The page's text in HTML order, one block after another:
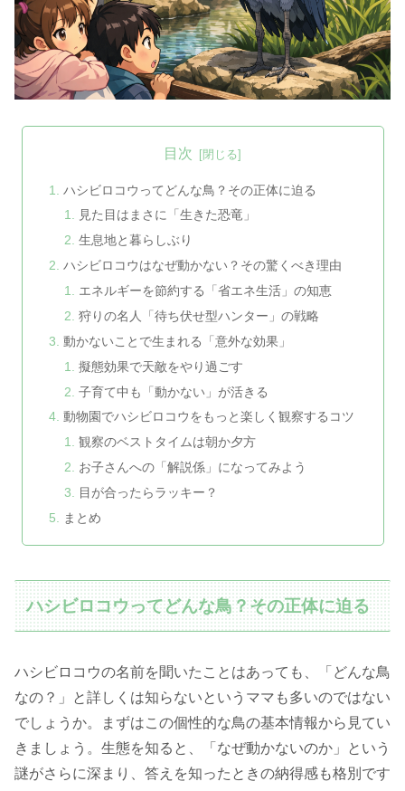
目次
ハシビロコウってどんな鳥？その正体に迫る
見た目はまさに「生きた恐竜」
生息地と暮らしぶり
ハシビロコウはなぜ動かない？その驚くべき理由
エネルギーを節約する「省エネ生活」の知恵
狩りの名人「待ち伏せ型ハンター」の戦略
動かないことで生まれる「意外な効果」
擬態効果で天敵をやり過ごす
子育て中も「動かない」が活きる
動物園でハシビロコウをもっと楽しく観察するコツ
観察のベストタイムは朝か夕方
お子さんへの「解説係」になってみよう
目が合ったらラッキー？
まとめ
ハシビロコウってどんな鳥？その正体に迫る
ハシビロコウの名前を聞いたことはあっても、「どんな鳥
なの？」と詳しくは知らないというママも多いのではない
でしょうか。まずはこの個性的な鳥の基本情報から見てい
きましょう。生態を知ると、「なぜ動かないのか」という
謎がさらに深まり、答えを知ったときの納得感も格別です